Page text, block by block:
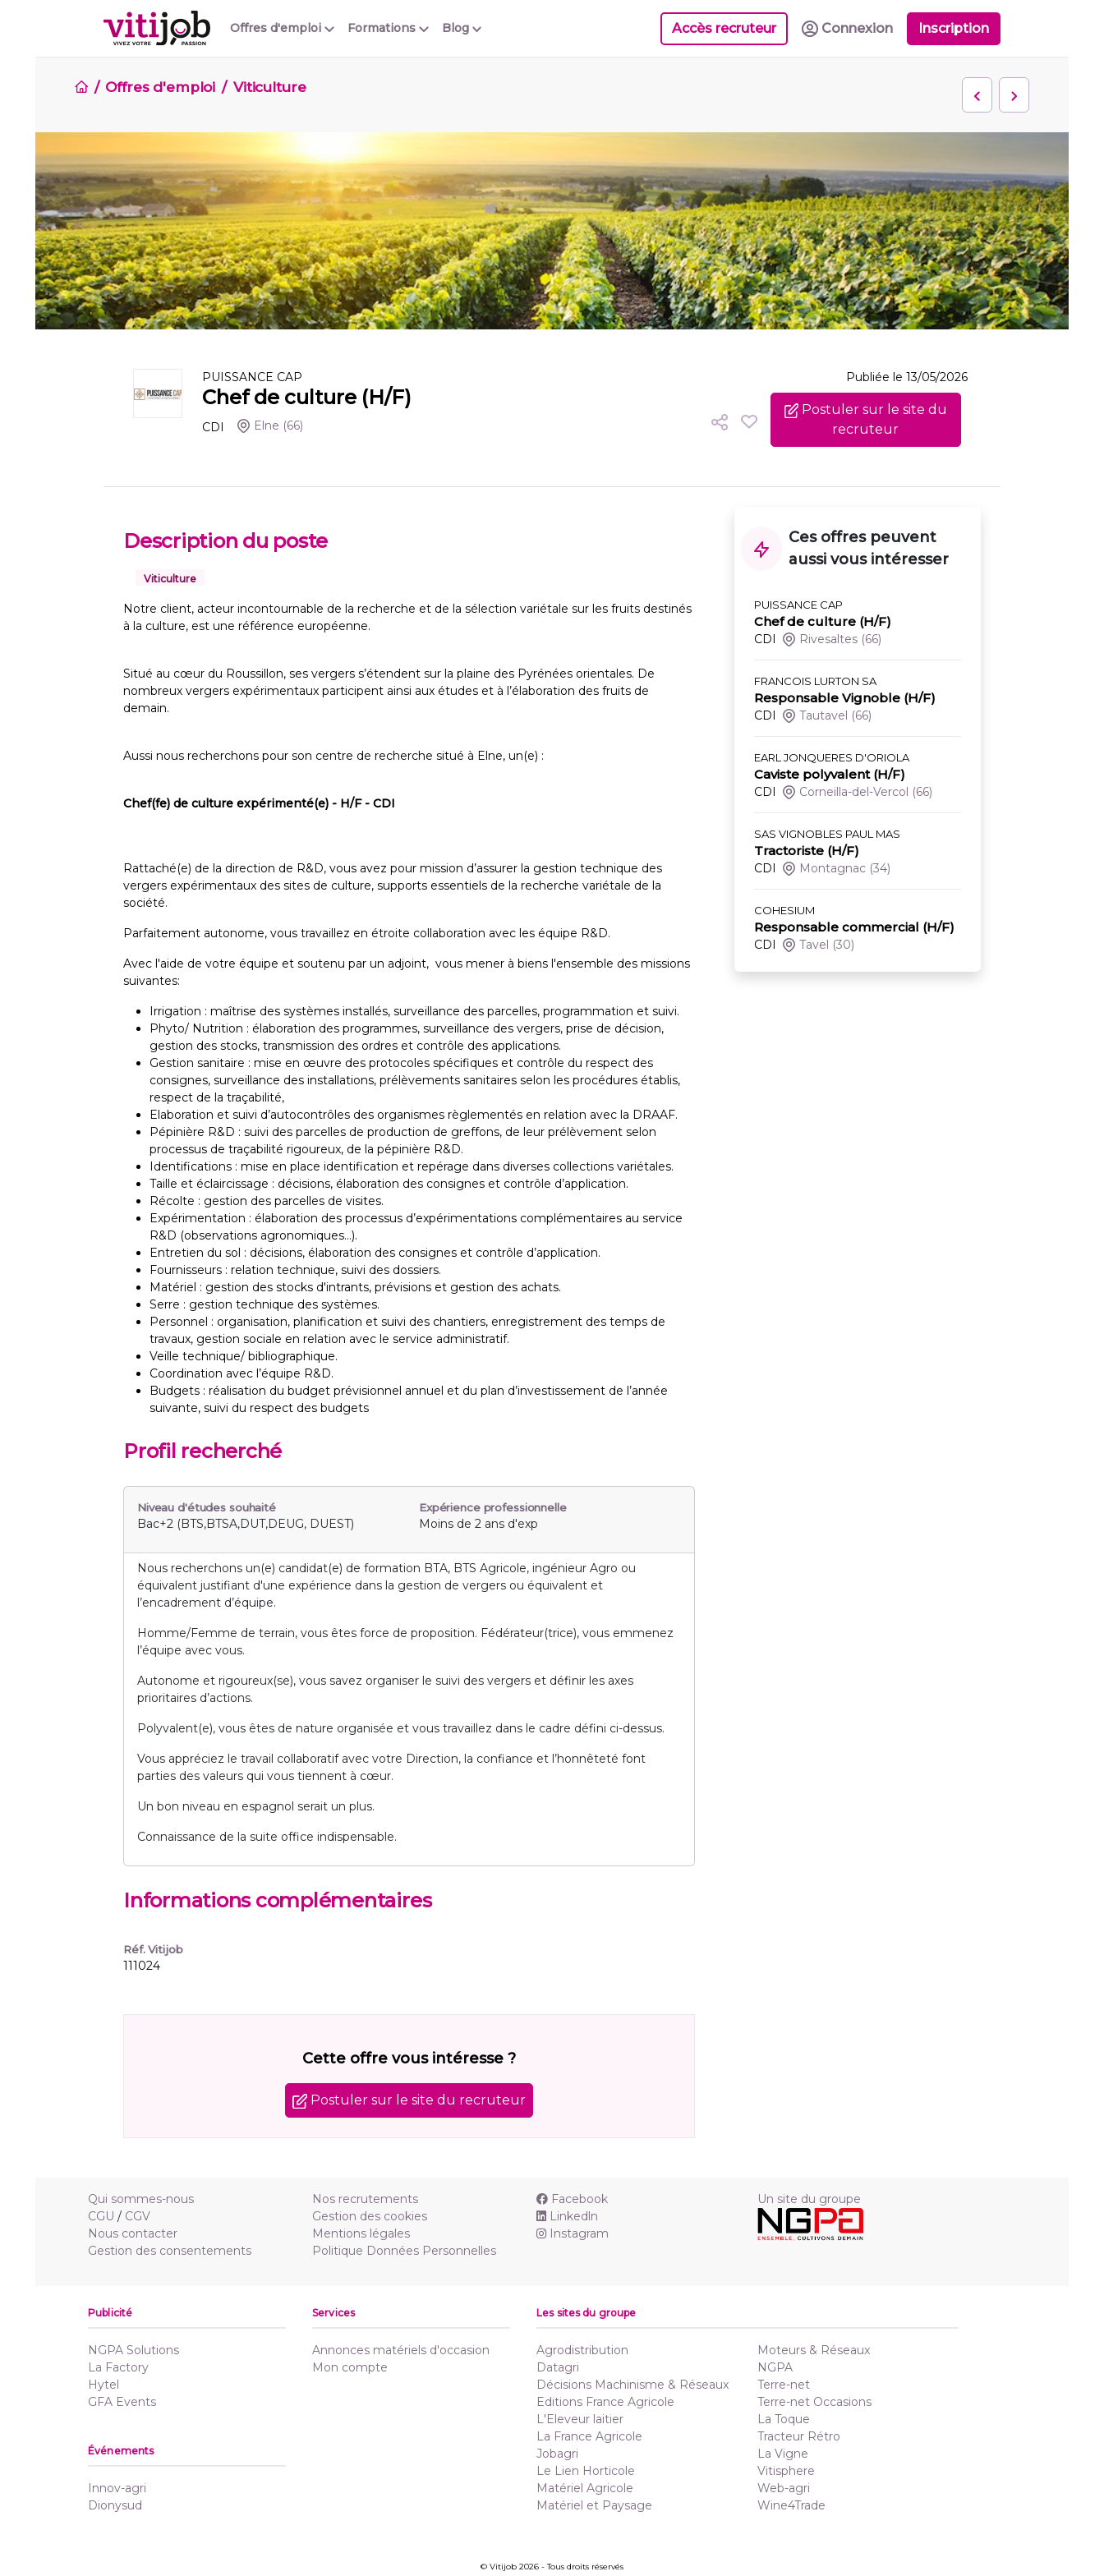
Offres d'emploi Blog
Formations Accès recruteur Connexion Inscription
Offres d'emploi Viticulture
PUISSANCE CAP
Chef de culture (H/F)
CDI Elne (66)
Publiée le 13/05/2026
Postuler sur le site du
recruteur
Description du poste
Viticulture
Notre client, acteur incontournable de la recherche et de la sélection variétale sur les fruits destinés
à la culture, est une référence européenne.
Situé au cœur du Roussillon, ses vergers s’étendent sur la plaine des Pyrénées orientales. De
nombreux vergers expérimentaux participent ainsi aux études et à l’élaboration des fruits de
demain.
Aussi nous recherchons pour son centre de recherche situé à Elne, un(e) :
Chef(fe) de culture expérimenté(e) - H/F - CDI
Rattaché(e) de la direction de R&D, vous avez pour mission d’assurer la gestion technique des
vergers expérimentaux des sites de culture, supports essentiels de la recherche variétale de la
société.
Parfaitement autonome, vous travaillez en étroite collaboration avec les équipe R&D.
Avec l'aide de votre équipe et soutenu par un adjoint, vous mener à biens l'ensemble des missions
suivantes:
Irrigation : maîtrise des systèmes installés, surveillance des parcelles, programmation et suivi.
Phyto/ Nutrition : élaboration des programmes, surveillance des vergers, prise de décision,
gestion des stocks, transmission des ordres et contrôle des applications.
Gestion sanitaire : mise en œuvre des protocoles spécifiques et contrôle du respect des
consignes, surveillance des installations, prélèvements sanitaires selon les procédures établis,
respect de la traçabilité,
Elaboration et suivi d’autocontrôles des organismes règlementés en relation avec la DRAAF.
Pépinière R&D : suivi des parcelles de production de greffons, de leur prélèvement selon
processus de traçabilité rigoureux, de la pépinière R&D.
Identifications : mise en place identification et repérage dans diverses collections variétales.
Taille et éclaircissage : décisions, élaboration des consignes et contrôle d’application.
Récolte : gestion des parcelles de visites.
Expérimentation : élaboration des processus d’expérimentations complémentaires au service
R&D (observations agronomiques…).
Entretien du sol : décisions, élaboration des consignes et contrôle d’application.
Fournisseurs : relation technique, suivi des dossiers.
Matériel : gestion des stocks d'intrants, prévisions et gestion des achats.
Serre : gestion technique des systèmes.
Personnel : organisation, planification et suivi des chantiers, enregistrement des temps de
travaux, gestion sociale en relation avec le service administratif.
Veille technique/ bibliographique.
Coordination avec l’équipe R&D.
Budgets : réalisation du budget prévisionnel annuel et du plan d’investissement de l’année
suivante, suivi du respect des budgets
Profil recherché
Niveau d'études souhaité
Bac+2 (BTS,BTSA,DUT,DEUG, DUEST)
Expérience professionnelle
Moins de 2 ans d'exp
Nous recherchons un(e) candidat(e) de formation BTA, BTS Agricole, ingénieur Agro ou
équivalent justifiant d'une expérience dans la gestion de vergers ou équivalent et
l’encadrement d’équipe.
Homme/Femme de terrain, vous êtes force de proposition. Fédérateur(trice), vous emmenez
l’équipe avec vous.
Autonome et rigoureux(se), vous savez organiser le suivi des vergers et définir les axes
prioritaires d’actions.
Polyvalent(e), vous êtes de nature organisée et vous travaillez dans le cadre défini ci-dessus.
Vous appréciez le travail collaboratif avec votre Direction, la confiance et l’honnêteté font
parties des valeurs qui vous tiennent à cœur.
Un bon niveau en espagnol serait un plus.
Connaissance de la suite office indispensable.
Informations complémentaires
Réf. Vitijob
111024
Cette offre vous intéresse ?
Postuler sur le site du recruteur
Ces offres peuvent
aussi vous intéresser
PUISSANCE CAP
Chef de culture (H/F)
CDI Rivesaltes (66)
FRANCOIS LURTON SA
Responsable Vignoble (H/F)
CDI Tautavel (66)
EARL JONQUERES D'ORIOLA
Caviste polyvalent (H/F)
CDI Corneilla-del-Vercol (66)
SAS VIGNOBLES PAUL MAS
Tractoriste (H/F)
CDI Montagnac (34)
COHESIUM
Responsable commercial (H/F)
CDI Tavel (30)
Qui sommes-nous
CGU / CGV
Nous contacter
Gestion des consentements
Nos recrutements
Gestion des cookies
Mentions légales
Politique Données Personnelles
Facebook
Linkedln
Instagram
Un site du groupe
Publicité
NGPA Solutions
La Factory
Hytel
GFA Events
Services
Annonces matériels d'occasion
Mon compte
Événements
Innov-agri
Dionysud
Les sites du groupe
Agrodistribution
Datagri
Décisions Machinisme & Réseaux
Editions France Agricole
L'Eleveur laitier
La France Agricole
Jobagri
Le Lien Horticole
Matériel Agricole
Matériel et Paysage
Moteurs & Réseaux
NGPA
Terre-net
Terre-net Occasions
La Toque
Tracteur Rétro
La Vigne
Vitisphere
Web-agri
Wine4Trade
© Vitijob 2026 - Tous droits réservés